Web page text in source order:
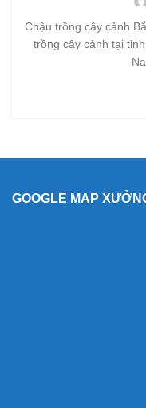
Chậu trồng cây cảnh
trồng cây cảnh tại
GOOGLE MAP